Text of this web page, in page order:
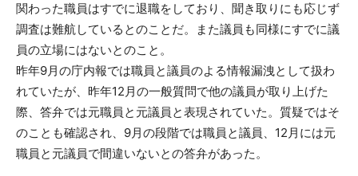
関わった職員はすでに退職をしており、聞き取りにも応じず
調査は難航しているとのことだ。また議員も同様にすでに議
員の立場にはないとのこと。
昨年9月の庁内報では職員と議員のよる情報漏洩として扱わ
れていたが、昨年12月の一般質問で他の議員が取り上げた
際、答弁では元職員と元議員と表現されていた。質疑ではそ
のことも確認され、9月の段階では職員と議員、12月には元
職員と元議員で間違いないとの答弁があった。